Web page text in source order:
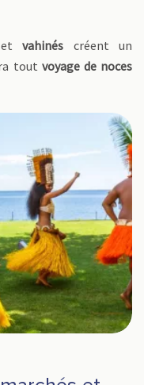
vahinés créent un
tout voyage de noces